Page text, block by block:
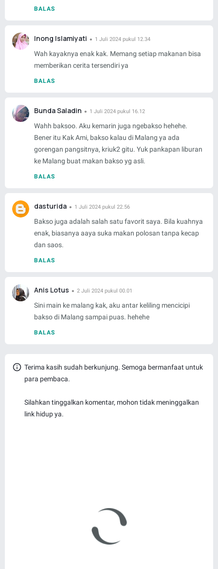
BALAS
Inong Islamiyati 1 Juli 2024 pukul 12.34
Wah kayaknya enak kak. Memang setiap makanan bisa
memberikan cerita tersendiri ya
BALAS
Bunda Saladin 1 Juli 2024 pukul 16.12
Wahh baksoo. Aku kemarin juga ngebakso hehehe.
Bener itu Kak Ami, bakso kalau di Malang ya ada
gorengan pangsitnya, kriuk2 gitu. Yuk pankapan liburan
ke Malang buat makan bakso yg asli.
BALAS
dasturida 1 Juli 2024 pukul 22.56
Bakso juga adalah salah satu favorit saya. Bila kuahnya
enak, biasanya aaya suka makan polosan tanpa kecap
dan saos.
BALAS
Anis Lotus 2 Juli 2024 pukul 00.01
Sini main ke malang kak, aku antar keliling mencicipi
bakso di Malang sampai puas. hehehe
BALAS
Terima kasih sudah berkunjung. Semoga bermanfaat untuk
para pembaca.
Silahkan tinggalkan komentar, mohon tidak meninggalkan
link hidup ya.